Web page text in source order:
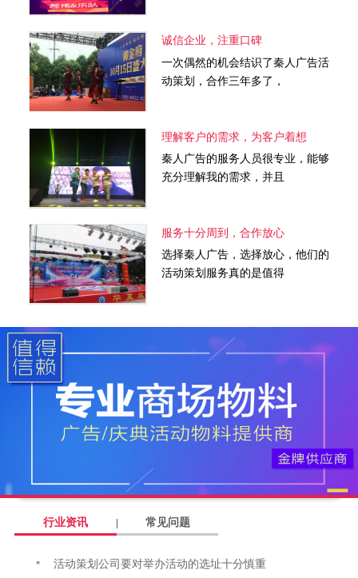
诚信企业，注重口碑
一次偶然的机会结识了秦人广告活
动策划，合作三年多了，
理解客户的需求，为客户着想
秦人广告的服务人员很专业，能够
充分理解我的需求，并且
服务十分周到，合作放心
选择秦人广告，选择放心，他们的
活动策划服务真的是值得
行业资讯 常见问题
活动策划公司要对举办活动的选址十分慎重